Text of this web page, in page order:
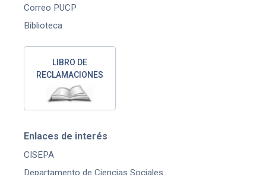
Correo PUCP
Biblioteca
LIBRO DE
RECLAMACIONES
Enlaces de interés
CISEPA
Departamento de Ciencias Sociales